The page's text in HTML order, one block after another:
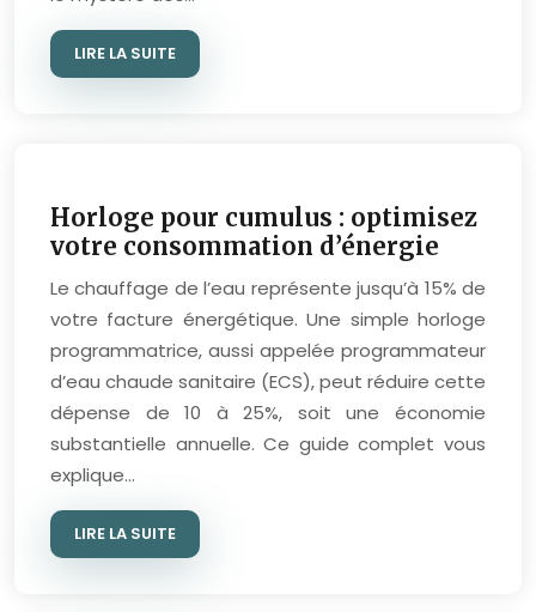
LIRE LA SUITE
Horloge pour cumulus : optimisez
votre consommation d’énergie
Le chauffage de l’eau représente jusqu’à 15% de
votre facture énergétique. Une simple horloge
programmatrice, aussi appelée programmateur
d’eau chaude sanitaire (ECS), peut réduire cette
dépense de 10 à 25%, soit une économie
substantielle annuelle. Ce guide complet vous
explique…
LIRE LA SUITE